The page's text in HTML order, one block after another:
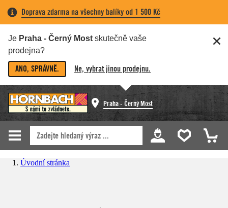
Doprava zdarma na všechny balíky od 1 500 Kč
Je Praha - Černý Most skutečně vaše
prodejna?
ANO, SPRÁVNĚ. Ne, vybrat jinou prodejnu.
Praha - Černý Most
Úvodní stránka